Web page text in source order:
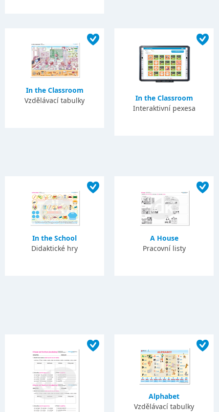
In the Classroom
Vzdělávací tabulky
In the Classroom
Interaktivní pexesa
In the School
Didaktické hry
A House
Pracovní listy
Alphabet
Vzdělávací tabulky